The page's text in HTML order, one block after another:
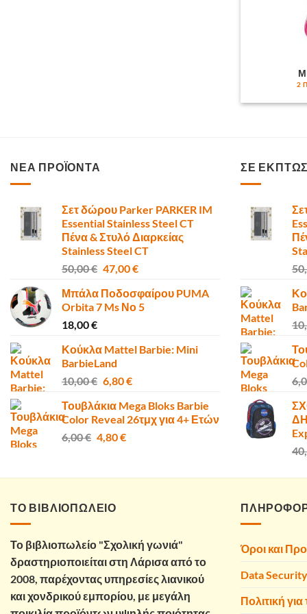
2
ΝΕΑ ΠΡΟΪΟΝΤΑ
Σετ δώρου Parker PARKER IM
Essential Stainless Steel CT
Πένα & Στυλό Διαρκείας
Stainless Steel CT
50,00€ Original
was:
50,00 €.
47,00€Η
τιμή
είναι:
Μπάλα Ποδοσφαίρου PUMA
Orbita 7 Ms Νο 5
18,00€
Κούκλα Mattel Barbie: Mini
BarbieLand
10,00€ Original
was:
10,00 €.
6,80€Η
τιμή
είναι:
Τουβλάκια Mega Bloks Barbie
Color Reveal 26τμχ για 4+ Ετών
6,00€ Original
6,00 €.
4,80€Η
είναι:
ΣΕ
ΤΟ ΒΙΒΛΙΟΠΩΛΕΙΟ
Το βιβλιοπωλείο "Σχολική γωνιά"
δραστηριοποιείται στη Λάρισα από το
2008, παρέχοντας υπηρεσίες λιανικού
και χονδρικού εμπορίου, με μεγάλη
Όροι και
Data
Πολιτική